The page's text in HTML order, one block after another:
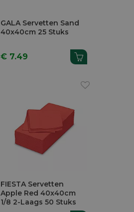
GALA Servetten Sand
40x40cm 25 Stuks
€ 7.49
FIESTA Servetten
Apple Red 40x40cm
1/8 2-Laags 50 Stuks